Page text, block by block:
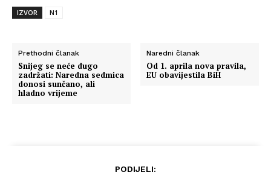
IZVOR N1
Prethodni članak
Snijeg se neće dugo
zadržati: Naredna sedmica
donosi sunčano, ali
hladno vrijeme
Naredni članak
Od 1. aprila nova pravila,
EU obavijestila BiH
PODIJELI: